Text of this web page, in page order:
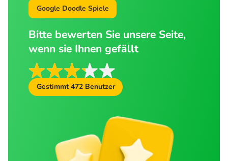
Google Doodle Spiele
Bitte bewerten Sie unsere Seite,
wenn sie Ihnen gefällt
Gestimmt472 Benutzer